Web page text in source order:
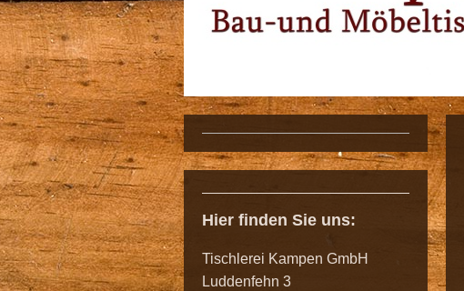
Hier finden Sie uns:
Tischlerei Kampen GmbH
Luddenfehn 3